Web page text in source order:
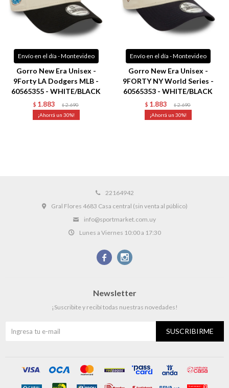
Envío en el día - Montevideo
Gorro New Era Unisex -
9Forty LA Dodgers MLB -
60565355 - WHITE/BLACK
$ 1.883 $ 2.690
30
Envío en el día - Montevideo
Gorro New Era Unisex -
9FORTY NY World Series -
60565353 - WHITE/BLACK
$ 1.883 $ 2.690
30
22164942
Gral Flores 4683 Casa central (sin venta al público)
info@sportmarket.com.uy
Lunes a Viernes 10:00 a 17:30
 
Newsletter
¡Suscribite y recibí todas nuestras novedades!
SUSCRIBIRME